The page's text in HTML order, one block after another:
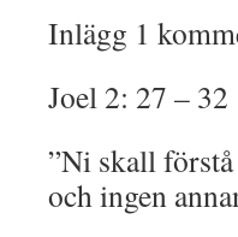
Inlägg 1
Joel 2: 27 – 32
”Ni skall
och ingen